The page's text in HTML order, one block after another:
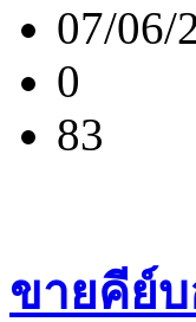
07/06/
0
83
ขายคีย์บ